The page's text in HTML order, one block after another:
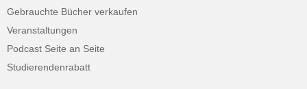
Gebrauchte Bücher verkaufen
Veranstaltungen
Podcast Seite an Seite
Studierendenrabatt